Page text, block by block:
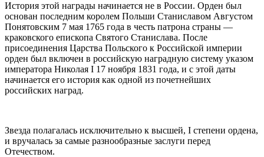
История этой награды начинается не в России. Орден был
основан последним королем Польши Станиславом Августом
Понятовским 7 мая 1765 года в честь патрона страны —
краковского епископа Святого Станислава. После
присоединения Царства Польского к Российской империи
орден был включен в российскую наградную систему указом
императора Николая I 17 ноября 1831 года, и с этой даты
начинается его история как одной из почетнейших
российских наград.
Звезда полагалась исключительно к высшей, I степени ордена,
и вручалась за самые разнообразные заслуги перед
Отечеством.